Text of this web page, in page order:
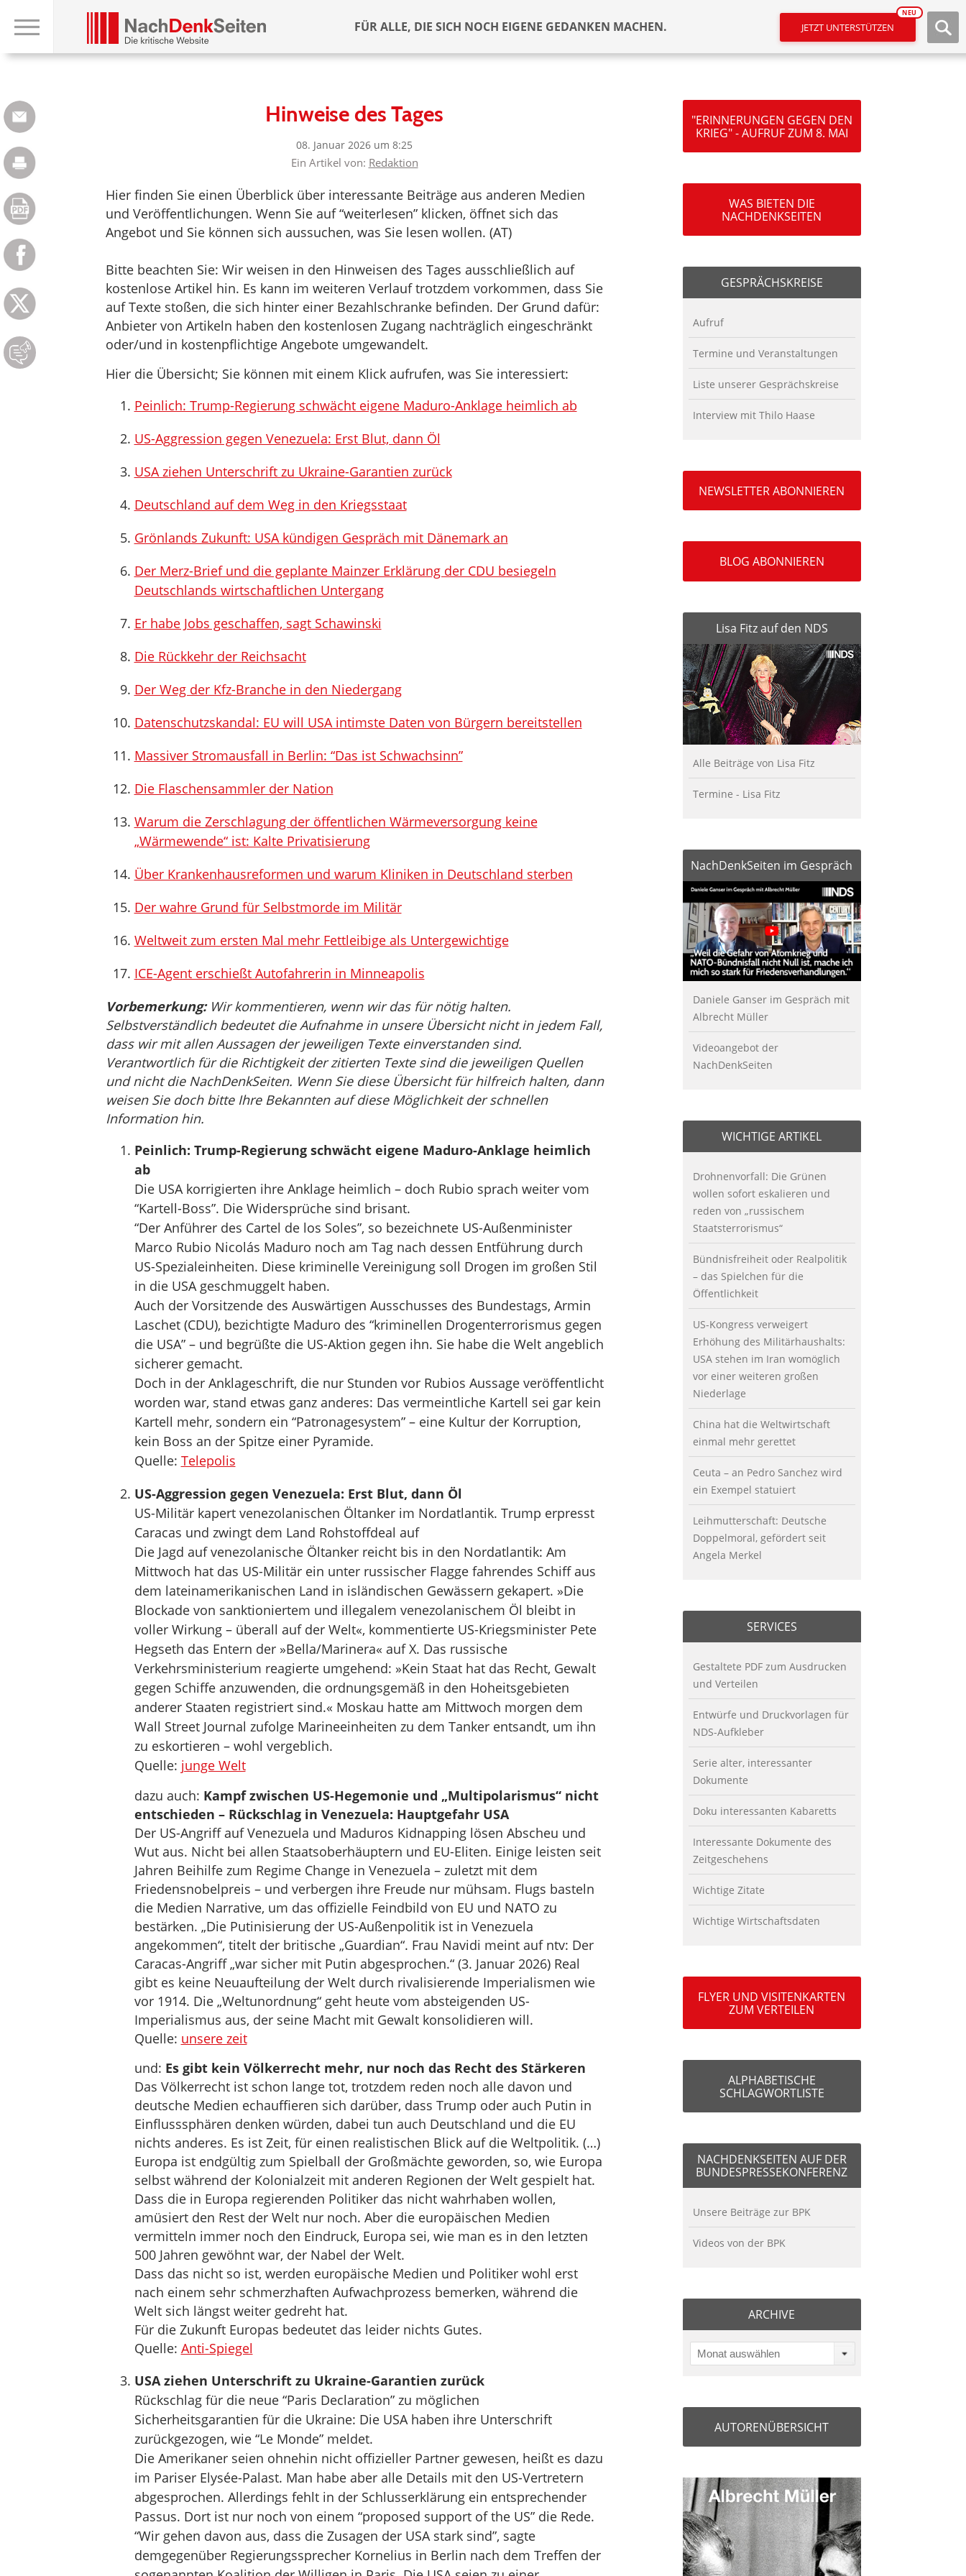
FÜR ALLE, DIE SICH NOCH EIGENE GEDANKEN MACHEN. JETZT UNTERSTÜTZEN
NEU
Hinweise des Tages
08. Januar 2026 um 8:25
Ein Artikel von: Redaktion
Hier finden Sie einen Überblick über interessante Beiträge aus anderen Medien
und Veröffentlichungen. Wenn Sie auf “weiterlesen” klicken, öffnet sich das
Angebot und Sie können sich aussuchen, was Sie lesen wollen. (AT)
Bitte beachten Sie: Wir weisen in den Hinweisen des Tages ausschließlich auf
kostenlose Artikel hin. Es kann im weiteren Verlauf trotzdem vorkommen, dass Sie
auf Texte stoßen, die sich hinter einer Bezahlschranke befinden. Der Grund dafür:
Anbieter von Artikeln haben den kostenlosen Zugang nachträglich eingeschränkt
oder/und in kostenpflichtige Angebote umgewandelt.
Hier die Übersicht; Sie können mit einem Klick aufrufen, was Sie interessiert:
Peinlich: Trump-Regierung schwächt eigene Maduro-Anklage heimlich ab
US-Aggression gegen Venezuela: Erst Blut, dann Öl
USA ziehen Unterschrift zu Ukraine-Garantien zurück
Deutschland auf dem Weg in den Kriegsstaat
Grönlands Zukunft: USA kündigen Gespräch mit Dänemark an
Der Merz-Brief und die geplante Mainzer Erklärung der CDU besiegeln
Deutschlands wirtschaftlichen Untergang
Er habe Jobs geschaffen, sagt Schawinski
Die Rückkehr der Reichsacht
Der Weg der Kfz-Branche in den Niedergang
Datenschutzskandal: EU will USA intimste Daten von Bürgern bereitstellen
Massiver Stromausfall in Berlin: “Das ist Schwachsinn”
Die Flaschensammler der Nation
Warum die Zerschlagung der öffentlichen Wärmeversorgung keine
„Wärmewende“ ist: Kalte Privatisierung
Über Krankenhausreformen und warum Kliniken in Deutschland sterben
Der wahre Grund für Selbstmorde im Militär
Weltweit zum ersten Mal mehr Fettleibige als Untergewichtige
ICE-Agent erschießt Autofahrerin in Minneapolis
Vorbemerkung:Wir kommentieren, wenn wir das für nötig halten.
Selbstverständlich bedeutet die Aufnahme in unsere Übersicht nicht in jedem Fall,
dass wir mit allen Aussagen der jeweiligen Texte einverstanden sind.
Verantwortlich für die Richtigkeit der zitierten Texte sind die jeweiligen Quellen
und nicht die NachDenkSeiten. Wenn Sie diese Übersicht für hilfreich halten, dann
weisen Sie doch bitte Ihre Bekannten auf diese Möglichkeit der schnellen
Information hin.
Peinlich: Trump-Regierung schwächt eigene Maduro-Anklage heimlich
ab
Die USA korrigierten ihre Anklage heimlich – doch Rubio sprach weiter vom
“Kartell-Boss”. Die Widersprüche sind brisant.
“Der Anführer des Cartel de los Soles”, so bezeichnete US-Außenminister
Marco Rubio Nicolás Maduro noch am Tag nach dessen Entführung durch
US-Spezialeinheiten. Diese kriminelle Vereinigung soll Drogen im großen Stil
in die USA geschmuggelt haben.
Auch der Vorsitzende des Auswärtigen Ausschusses des Bundestags, Armin
Laschet (CDU), bezichtigte Maduro des “kriminellen Drogenterrorismus gegen
die USA” – und begrüßte die US-Aktion gegen ihn. Sie habe die Welt angeblich
sicherer gemacht.
Doch in der Anklageschrift, die nur Stunden vor Rubios Aussage veröffentlicht
worden war, stand etwas ganz anderes: Das vermeintliche Kartell sei gar kein
Kartell mehr, sondern ein “Patronagesystem” – eine Kultur der Korruption,
kein Boss an der Spitze einer Pyramide.
Quelle: Telepolis
US-Aggression gegen Venezuela: Erst Blut, dann Öl
US-Militär kapert venezolanischen Öltanker im Nordatlantik. Trump erpresst
Caracas und zwingt dem Land Rohstoffdeal auf
Die Jagd auf venezolanische Öltanker reicht bis in den Nordatlantik: Am
Mittwoch hat das US-Militär ein unter russischer Flagge fahrendes Schiff aus
dem lateinamerikanischen Land in isländischen Gewässern gekapert. »Die
Blockade von sanktioniertem und illegalem venezolanischem Öl bleibt in
voller Wirkung – überall auf der Welt«, kommentierte US-Kriegsminister Pete
Hegseth das Entern der »Bella/Marinera« auf X. Das russische
Verkehrsministerium reagierte umgehend: »Kein Staat hat das Recht, Gewalt
gegen Schiffe anzuwenden, die ordnungsgemäß in den Hoheitsgebieten
anderer Staaten registriert sind.« Moskau hatte am Mittwoch morgen dem
Wall Street Journal zufolge Marineeinheiten zu dem Tanker entsandt, um ihn
zu eskortieren – wohl vergeblich.
Quelle: junge Welt
dazu auch: Kampf zwischen US-Hegemonie und „Multipolarismus“ nicht
entschieden – ­Rückschlag in Venezuela: Hauptgefahr USA
Der US-Angriff auf Venezuela und Maduros Kidnapping lösen Abscheu und
Wut aus. Nicht bei allen Staatsoberhäuptern und EU-Eliten. Einige leisten seit
Jahren Beihilfe zum Regime Change in Venezuela – zuletzt mit dem
Friedensnobelpreis – und verbergen ihre Freude nur mühsam. Flugs basteln
die Medien Narrative, um das offizielle Feindbild von EU und NATO zu
bestärken. „Die Putinisierung der US-Außenpolitik ist in Venezuela
angekommen“, titelt der britische „Guardian“. Frau Navidi meint auf ntv: Der
Caracas-Angriff „war sicher mit Putin abgesprochen.“ (3. Januar 2026) Real
gibt es keine Neuaufteilung der Welt durch rivalisierende Imperialismen wie
vor 1914. Die „Weltunordnung“ geht heute vom absteigenden US-
Imperialismus aus, der seine Macht mit Gewalt konsolidieren will.
Quelle: unsere zeit
und: Es gibt kein Völkerrecht mehr, nur noch das Recht des Stärkeren
Das Völkerrecht ist schon lange tot, trotzdem reden noch alle davon und
deutsche Medien echauffieren sich darüber, dass Trump oder auch Putin in
Einflusssphären denken würden, dabei tun auch Deutschland und die EU
nichts anderes. Es ist Zeit, für einen realistischen Blick auf die Weltpolitik. (…)
Europa ist endgültig zum Spielball der Großmächte geworden, so, wie Europa
selbst während der Kolonialzeit mit anderen Regionen der Welt gespielt hat.
Dass die in Europa regierenden Politiker das nicht wahrhaben wollen,
amüsiert den Rest der Welt nur noch. Aber die europäischen Medien
vermitteln immer noch den Eindruck, Europa sei, wie man es in den letzten
500 Jahren gewöhnt war, der Nabel der Welt.
Dass das nicht so ist, werden europäische Medien und Politiker wohl erst
nach einem sehr schmerzhaften Aufwachprozess bemerken, während die
Welt sich längst weiter gedreht hat.
Für die Zukunft Europas bedeutet das leider nichts Gutes.
Quelle: Anti-Spiegel
USA ziehen Unterschrift zu Ukraine-Garantien zurück
Rückschlag für die neue “Paris Declaration” zu möglichen
Sicherheitsgarantien für die Ukraine: Die USA haben ihre Unterschrift
zurückgezogen, wie “Le Monde” meldet.
Die Amerikaner seien ohnehin nicht offizieller Partner gewesen, heißt es dazu
im Pariser Elysée-Palast. Man habe aber alle Details mit den US-Vertretern
abgesprochen. Allerdings fehlt in der Schlusserklärung ein entsprechender
Passus. Dort ist nur noch von einem “proposed support of the US” die Rede.
“Wir gehen davon aus, dass die Zusagen der USA stark sind”, sagte
demgegenüber Regierungssprecher Kornelius in Berlin nach dem Treffen der
"ERINNERUNGEN GEGEN DEN
KRIEG" - AUFRUF ZUM 8. MAI
WAS BIETEN DIE
NACHDENKSEITEN
GESPRÄCHSKREISE
Aufruf
Termine und Veranstaltungen
Liste unserer Gesprächskreise
Interview mit Thilo Haase
NEWSLETTER ABONNIEREN
BLOG ABONNIEREN
Lisa Fitz auf den NDS
Alle Beiträge von Lisa Fitz
Termine - Lisa Fitz
NachDenkSeiten im Gespräch
Daniele Ganser im Gespräch mit
Albrecht Müller
Videoangebot der
NachDenkSeiten
WICHTIGE ARTIKEL
Drohnenvorfall: Die Grünen
wollen sofort eskalieren und
reden von „russischem
Staatsterrorismus“
Bündnisfreiheit oder Realpolitik
– das Spielchen für die
Öffentlichkeit
US-Kongress verweigert
Erhöhung des Militärhaushalts:
USA stehen im Iran womöglich
vor einer weiteren großen
Niederlage
China hat die Weltwirtschaft
einmal mehr gerettet
Ceuta – an Pedro Sanchez wird
ein Exempel statuiert
Leihmutterschaft: Deutsche
Doppelmoral, gefördert seit
Angela Merkel
SERVICES
Gestaltete PDF zum Ausdrucken
und Verteilen
Entwürfe und Druckvorlagen für
NDS-Aufkleber
Serie alter, interessanter
Dokumente
Doku interessanten Kabaretts
Interessante Dokumente des
Zeitgeschehens
Wichtige Zitate
Wichtige Wirtschaftsdaten
FLYER UND VISITENKARTEN
ZUM VERTEILEN
ALPHABETISCHE
SCHLAGWORTLISTE
NACHDENKSEITEN AUF DER
BUNDESPRESSEKONFERENZ
Unsere Beiträge zur BPK
Videos von der BPK
ARCHIVE
Monat auswählen
AUTORENÜBERSICHT